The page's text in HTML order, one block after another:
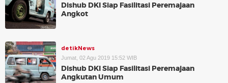
Dishub DKI Siap Fasilitasi Peremajaan
Angkot
detikNews
Jumat, 02 Agu 2019 15:52 WIB
Dishub DKI Siap Fasilitasi Peremajaan
Angkutan Umum